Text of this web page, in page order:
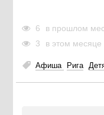
6
в прошлом
3
в этом месяце
Афиша Рига